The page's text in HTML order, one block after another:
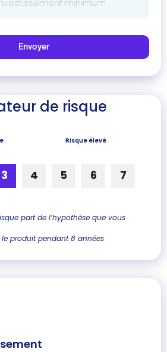
Envoyer
de risque
Risque élevé
3 4 5 6 7
part de l’hypothèse que vous
le produit pendant 8 années